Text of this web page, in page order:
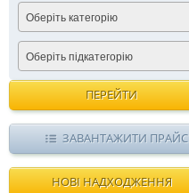
Оберіть категорію
Оберіть підкатегорію
ПЕРЕЙТИ
ЗАВАНТАЖИТИ ПРАЙС
НОВІ НАДХОДЖЕННЯ